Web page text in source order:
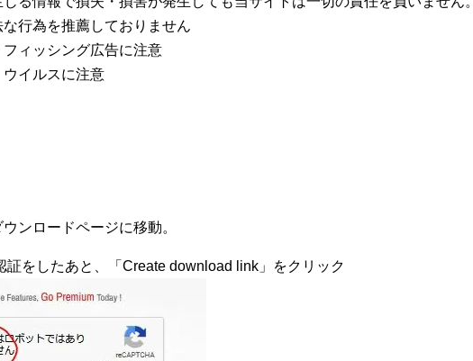
な行為を推薦しておりません
フィッシング広告に注意
ウイルスに注意
ンロードページに移動。
証をしたあと、「Create download link」をクリック